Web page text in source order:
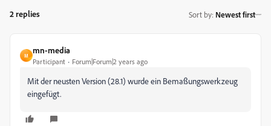
2 replies Sort by: Newest first
M
mn-media
Participant Forum|Forum|2 years ago
Mit der neusten Version (28.1) wurde ein Bemaßungswerkzeug
eingefügt.